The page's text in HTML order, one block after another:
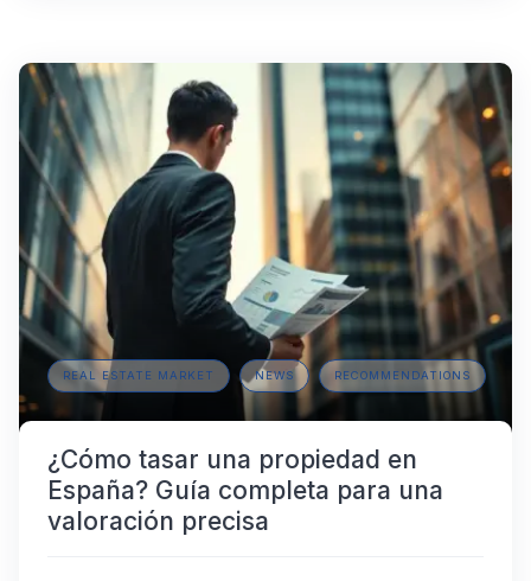
REAL ESTATE MARKET NEWS RECOMMENDATIONS
¿Cómo tasar una propiedad en
España? Guía completa para una
valoración precisa